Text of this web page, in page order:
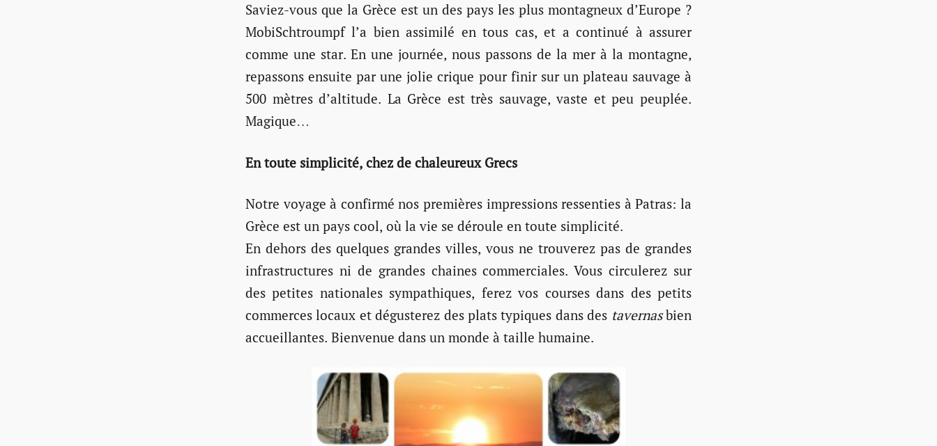
Saviez-vous que la Grèce est un des pays les plus montagneux d’Europe ?
MobiSchtroumpf l’a bien assimilé en tous cas, et a continué à assurer
comme une star. En une journée, nous passons de la mer à la montagne,
repassons ensuite par une jolie crique pour finir sur un plateau sauvage à
500 mètres d’altitude. La Grèce est très sauvage, vaste et peu peuplée.
Magique…
En toute simplicité, chez de chaleureux Grecs
Notre voyage à confirmé nos premières impressions ressenties à Patras: la
Grèce est un pays cool, où la vie se déroule en toute simplicité.
En dehors des quelques grandes villes, vous ne trouverez pas de grandes
infrastructures ni de grandes chaines commerciales. Vous circulerez sur
des petites nationales sympathiques, ferez vos courses dans des petits
commerces locaux et dégusterez des plats typiques dans des tavernasbien
accueillantes. Bienvenue dans un monde à taille humaine.